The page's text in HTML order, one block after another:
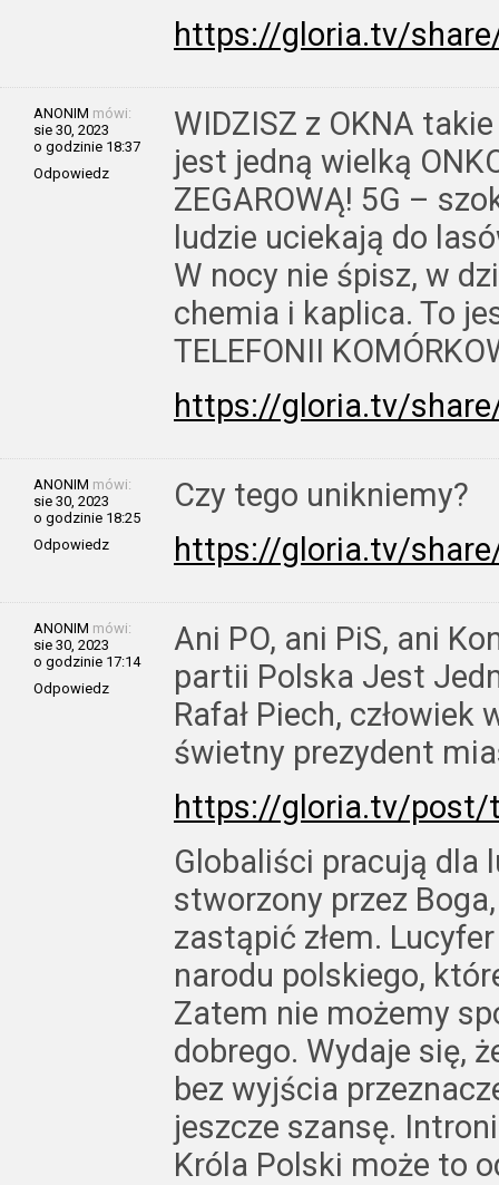
https://gloria.tv/
ANONIM mówi:
sie 30, 2023
o godzinie 18:37
Odpowiedz
WIDZISZ z OKNA
jest jedną wielką
ZEGAROWĄ! 5G –
ludzie uciekają do
W nocy nie śpisz, w
chemia i kaplica. To
TELEFONII
https://gloria.tv/
ANONIM mówi:
sie 30, 2023
o godzinie 18:25
Odpowiedz
Czy tego unikniemy?
https://gloria.tv/
ANONIM mówi:
sie 30, 2023
o godzinie 17:14
Odpowiedz
Ani PO, ani PiS, ani
partii Polska Jest
Rafał Piech,
świetny prezydent
https://gloria.tv/post/
Globaliści pracują dla
stworzony przez
zastąpić złem.
narodu polskiego,
Zatem nie możemy
dobrego. Wydaje się,
bez wyjścia
jeszcze szansę.
Króla Polski może to